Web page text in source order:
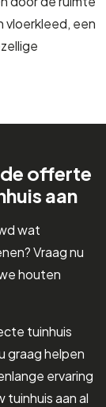
vloerkleed, een
offerte
aan
wat
Vraag nu
houten
tuinhuis
graag helpen
ervaring
tuinhuis aan al